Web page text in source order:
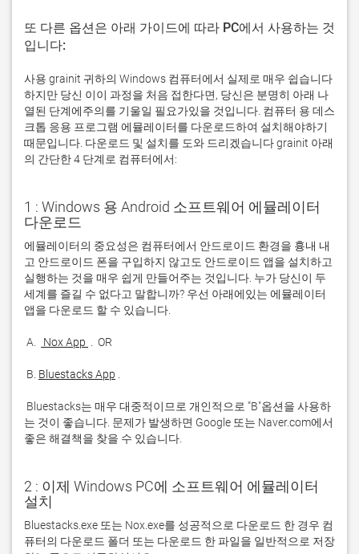
또 다른 옵션은 아래 가이드에 따라 PC에서 사용하는 것
입니다:
사용 grainit 귀하의 Windows 컴퓨터에서 실제로 매우 쉽습니다
하지만 당신 이이 과정을 처음 접한다면, 당신은 분명히 아래 나
열된 단계에주의를 기울일 필요가있을 것입니다. 컴퓨터 용 데스
크톱 응용 프로그램 에뮬레이터를 다운로드하여 설치해야하기
때문입니다. 다운로드 및 설치를 도와 드리겠습니다 grainit 아래
의 간단한 4 단계로 컴퓨터에서:
1 : Windows 용 Android 소프트웨어 에뮬레이터
다운로드
에뮬레이터의 중요성은 컴퓨터에서 안드로이드 환경을 흉내 내
고 안드로이드 폰을 구입하지 않고도 안드로이드 앱을 설치하고
실행하는 것을 매우 쉽게 만들어주는 것입니다. 누가 당신이 두
세계를 즐길 수 없다고 말합니까? 우선 아래에있는 에뮬레이터
A. Nox App
B. Bluestacks App
는 것이 좋습니다. 문제가 발생하면 Google 또는 Naver.com에서
좋은 해결책을 찾을 수 있습니다.
2 : 이제 Windows PC에 소프트웨어 에뮬레이터
설치
Bluestacks.exe 또는 Nox.exe를 성공적으로 다운로드 한 경우 컴
퓨터의 다운로드 폴더 또는 다운로드 한 파일을 일반적으로 저장